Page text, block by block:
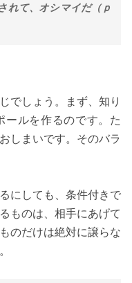
れて、オシマイだ（ｐ
でしょう。まず、知り
ールを作るのです。た
しまいです。そのバラ
にしても、条件付きで
ものは、相手にあげて
のだけは絶対に譲らな